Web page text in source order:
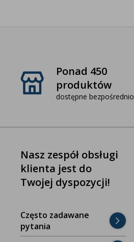
Ponad 450
produktów
dostępne bezpośrednio
Nasz zespół obsługi
klienta jest do
Twojej dyspozycji!
Często zadawane
pytania